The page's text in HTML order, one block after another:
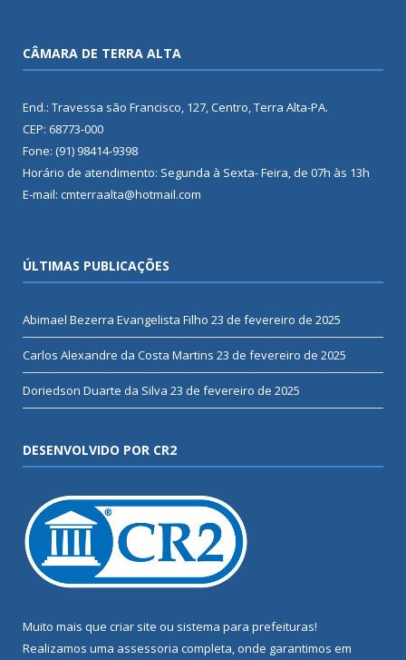
CÂMARA DE TERRA ALTA
End.: Travessa são Francisco, 127, Centro, Terra Alta-PA.
CEP: 68773-000
Fone: (91) 98414-9398
Horário de atendimento: Segunda à Sexta- Feira, de 07h às 13h
E-mail: cmterraalta@hotmail.com
ÚLTIMAS PUBLICAÇÕES
Abimael Bezerra Evangelista Filho 23 de fevereiro de 2025
Carlos Alexandre da Costa Martins 23 de fevereiro de 2025
Doriedson Duarte da Silva 23 de fevereiro de 2025
DESENVOLVIDO POR CR2
Muito mais que criar site ou sistema para prefeituras!
Realizamos uma assessoria completa, onde garantimos em